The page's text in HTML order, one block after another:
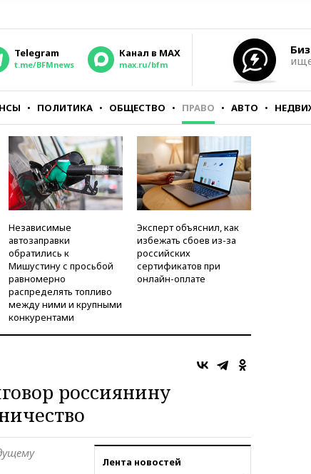
Telegram
t.me/BFMnews
Канал в MAX
max.ru/bfm
ПОЛИТИКА ОБЩЕСТВО ПРАВО АВТО
Независимые
автозаправки
обратились к
Мишустину с просьбой
равномерно
распределять топливо
между ними и крупными
конкурентами
Эксперт объяснил, как
избежать сбоев из-за
российских
сертификатов при
онлайн-оплате
россиянину
Лента новостей